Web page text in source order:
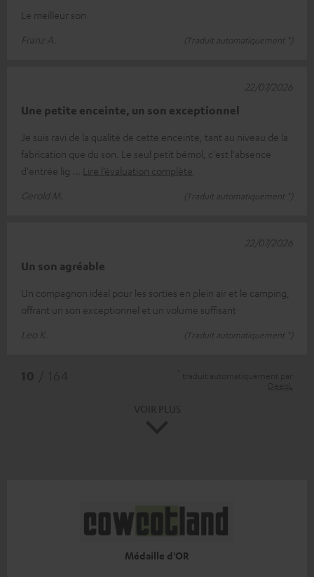
Le meilleur son
Franz A.
(Traduit automatiquement *)
Une petite enceinte, un son exceptionnel
Je suis ravi de la qualité de cette enceinte, tant au niveau de la
fabrication que du son. Le seul petit bémol, c'est l'absence
d'entrée lig
Lire l’évaluation complète
Gerold M.
(Traduit automatiquement *)
22/07/2026
Un son agréable
Un compagnon idéal pour les sorties en plein air et le camping,
offrant un son exceptionnel et un volume suffisant
Leo K.
(Traduit automatiquement *)
22/07/2026
Médaille d'OR